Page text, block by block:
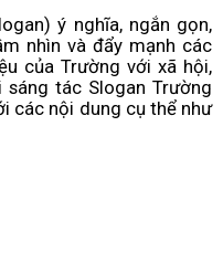
ý nghĩa, ngắn gọn,
nhìn và đẩy mạnh các
của Trường với xã hội,
tác Slogan Trường
các nội dung cụ thể như